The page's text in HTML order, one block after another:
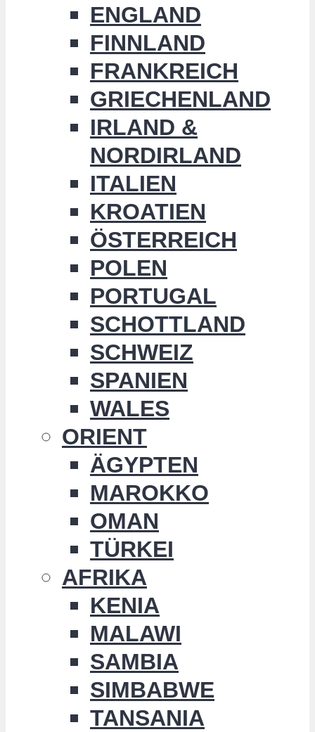
ENGLAND
FINNLAND
FRANKREICH
GRIECHENLAND
IRLAND &
NORDIRLAND
ITALIEN
KROATIEN
ÖSTERREICH
POLEN
PORTUGAL
SCHOTTLAND
SCHWEIZ
SPANIEN
WALES
ORIENT
ÄGYPTEN
MAROKKO
OMAN
TÜRKEI
AFRIKA
KENIA
MALAWI
SAMBIA
SIMBABWE
TANSANIA